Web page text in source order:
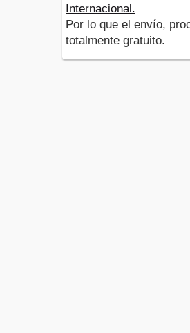
Internacional.
Por lo que el envío,
totalmente gratuito.